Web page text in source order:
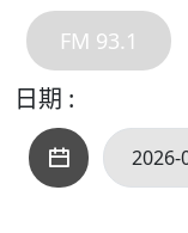
FM 93.1
日期 :